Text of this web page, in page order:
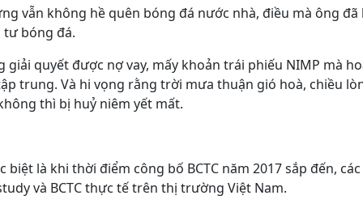
vẫn không hề quên bóng đá nước nhà, điều mà ông
tư bóng đá.
quyết được nợ vay, mấy khoản trái phiếu NIMP
trung. Và hi vọng rằng trời mưa thuận gió hoà, chiều
thì bị huỷ niêm yết mất.
là khi thời điểm công bố BCTC năm 2017 sắp đến,
và BCTC thực tế trên thị trường Việt Nam.